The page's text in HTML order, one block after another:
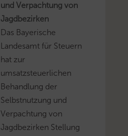
und Verpachtung von
Jagdbezirken
Das Bayerische
Landesamt für Steuern
hat zur
umsatzsteuerlichen
Behandlung der
Selbstnutzung und
Verpachtung von
Jagdbezirken Stellung